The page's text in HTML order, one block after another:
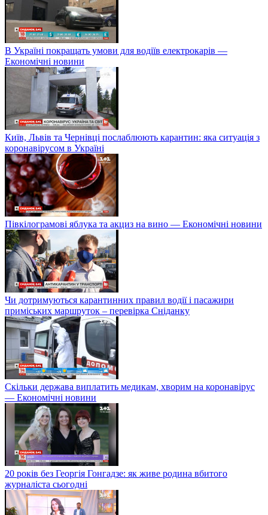
В Україні покращать умови для водіїв електрокарів —
Економічні новини
Київ, Львів та Чернівці послаблюють карантин: яка ситуація з
коронавірусом в Україні
Півкілограмові яблука та акциз на вино — Економічні новини
Чи дотримуються карантинних правил водії і пасажири
приміських маршруток – перевірка Сніданку
Скільки держава виплатить медикам, хворим на коронавірус
— Економічні новини
20 років без Георгія Гонгадзе: як живе родина вбитого
журналіста сьогодні